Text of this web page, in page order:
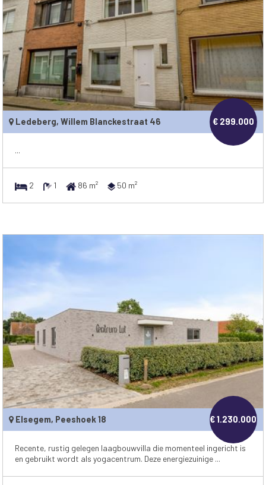
Ledeberg, Willem Blanckestraat 46 € 299.000
...
2 1 86 m² 50 m²
Elsegem, Peeshoek 18 € 1.230.000
Recente, rustig gelegen laagbouwvilla die momenteel ingericht is
en gebruikt wordt als yogacentrum. Deze energiezuinige ...